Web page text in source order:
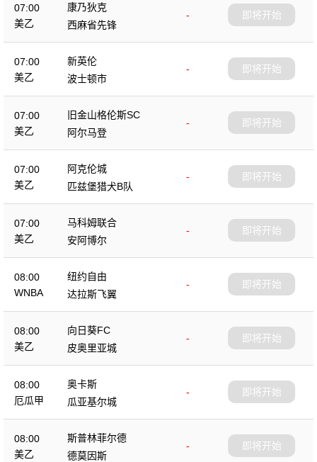
07:00
美乙
康乃狄克
-
西麻省先锋
即将开始
07:00
美乙
新英伦
-
波士顿市
即将开始
07:00
美乙
旧金山格伦斯SC
-
阿尔马登
即将开始
07:00
美乙
阿克伦城
-
匹兹堡猎犬B队
即将开始
07:00
美乙
马科姆联合
-
安阿博尔
即将开始
08:00
WNBA
纽约自由
-
达拉斯飞翼
即将开始
08:00
美乙
向日葵FC
-
皮奥里亚城
即将开始
08:00
厄瓜甲
奥卡斯
-
瓜亚基尔城
即将开始
08:00
美乙
斯普林菲尔德
-
德莫因斯
即将开始